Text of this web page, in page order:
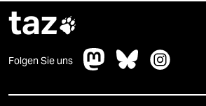
taz
Folgen Sie uns